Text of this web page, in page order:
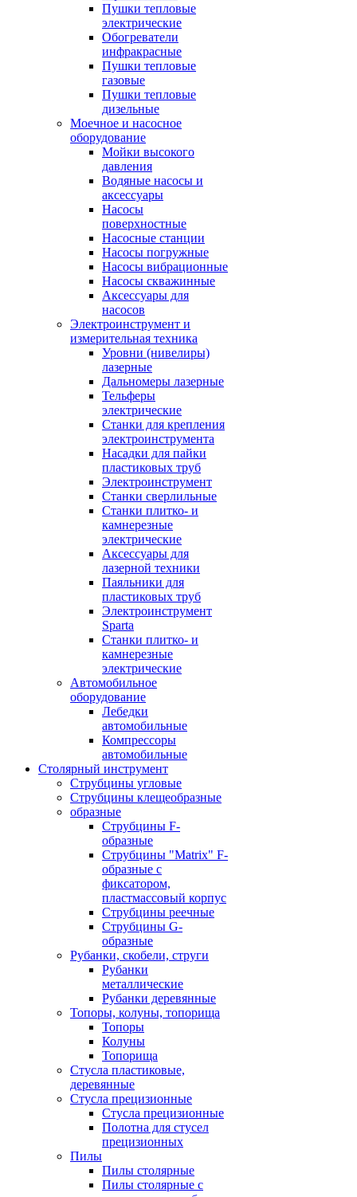
Пушки тепловые
электрические
Обогреватели
инфракрасные
Пушки тепловые
газовые
Пушки тепловые
дизельные
Моечное и насосное
оборудование
Мойки высокого
давления
Водяные насосы и
аксессуары
Насосы
поверхностные
Насосные станции
Насосы погружные
Насосы вибрационные
Насосы скважинные
Аксессуары для
насосов
Электроинструмент и
измерительная техника
Уровни (нивелиры)
лазерные
Дальномеры лазерные
Тельферы
электрические
Станки для крепления
электроинструмента
Насадки для пайки
пластиковых труб
Электроинструмент
Станки сверлильные
Станки плитко- и
камнерезные
электрические
Аксессуары для
лазерной техники
Паяльники для
пластиковых труб
Электроинструмент
Sparta
Станки плитко- и
камнерезные
электрические
Автомобильное
оборудование
Лебедки
автомобильные
Компрессоры
автомобильные
Столярный инструмент
Струбцины угловые
Струбцины клещеобразные
образные
Струбцины F-
образные
Струбцины "Matrix" F-
образные с
фиксатором,
пластмассовый корпус
Струбцины реечные
Струбцины G-
образные
Рубанки, скобели, струги
Рубанки
металлические
Рубанки деревянные
Топоры, колуны, топорища
Топоры
Колуны
Топорища
Стусла пластиковые,
деревянные
Стусла прецизионные
Стусла прецизионные
Полотна для стусел
прецизионных
Пилы
Пилы столярные
Пилы столярные с